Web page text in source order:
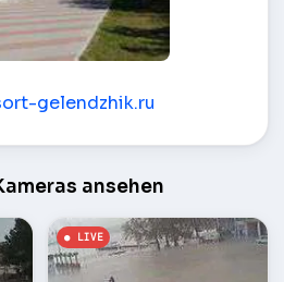
gelendzhik.ru
ansehen